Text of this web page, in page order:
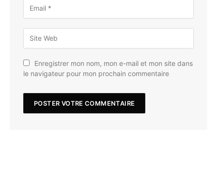
Enregistrer mon nom, mon e-mail et mon site dans
le navigateur pour mon prochain commentaire